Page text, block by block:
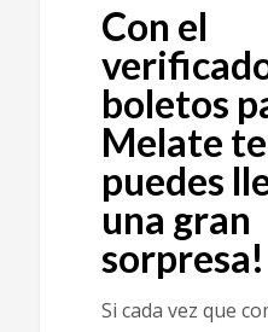
Con el
boletos
Melate te
puedes
una gran
sorpresa!
Si cada vez que